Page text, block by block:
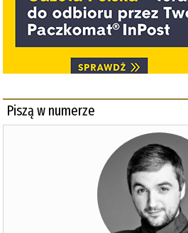
Piszą w numerze